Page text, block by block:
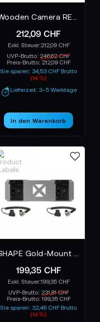
212,09 CHF
212,09 CHF
UVP-Brutto: 246,62 CHF
Preis-Brutto: 212,09 CHF
Sie sparen: 34,53 CHF Brutto
(14 %)
Lieferzeit: 3–5 Werktage
In den Warenkorb
199,35 CHF
199,35 CHF
UVP-Brutto: 231,81 CHF
Preis-Brutto: 199,35 CHF
Sie sparen: 32,46 CHF Brutto
(14 %)